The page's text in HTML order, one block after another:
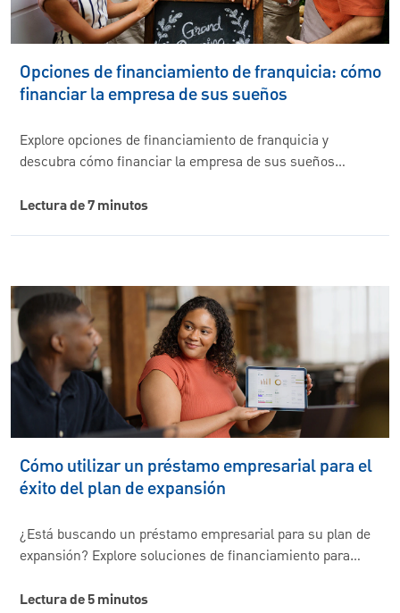
Opciones de financiamiento de franquicia: cómo
financiar la empresa de sus sueños
Explore opciones de financiamiento de franquicia y
descubra cómo financiar la empresa de sus sueños…
Lectura de 7 minutos
Cómo utilizar un préstamo empresarial para el
éxito del plan de expansión
¿Está buscando un préstamo empresarial para su plan de
expansión? Explore soluciones de financiamiento para…
Lectura de 5 minutos